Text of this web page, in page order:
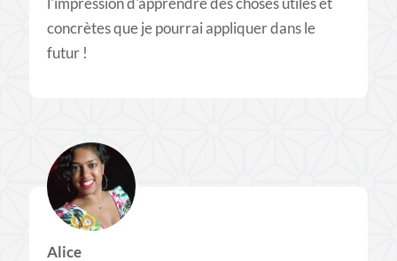
concrètes que je pourrai appliquer dans le
futur !
Alice